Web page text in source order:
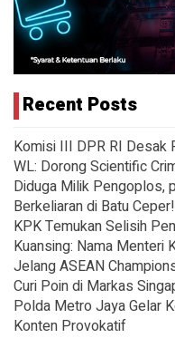
Recent Posts
Komisi III DPR RI Desak
WL: Dorong Scientific
Diduga Milik Pengoplos,
Berkeliaran di Batu Ceper!
KPK Temukan Selisih
Kuansing: Nama Menteri
Jelang ASEAN
Curi Poin di Markas
Polda Metro Jaya Gelar
Konten Provokatif